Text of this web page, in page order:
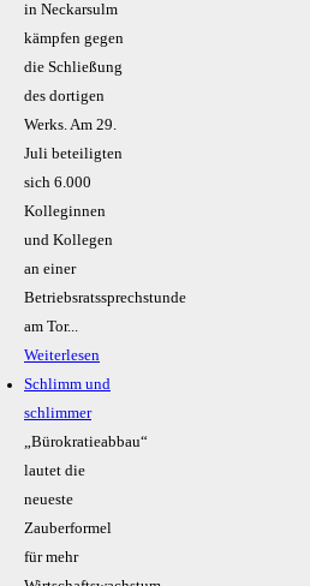
in Neckarsulm
kämpfen gegen
die Schließung
des dortigen
Werks. Am 29.
Juli beteiligten
sich 6.000
Kolleginnen
und Kollegen
an einer
Betriebsratssprechstunde
am Tor...
Weiterlesen
Schlimm und
schlimmer
„Bürokratieabbau“
lautet die
neueste
Zauberformel
für mehr